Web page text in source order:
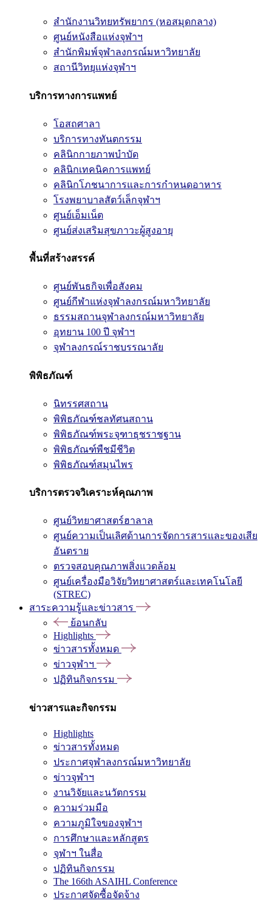
สำนักงานวิทยทรัพยากร (หอสมุดกลาง)
ศูนย์หนังสือแห่งจุฬาฯ
สำนักพิมพ์จุฬาลงกรณ์มหาวิทยาลัย
สถานีวิทยุแห่งจุฬาฯ
บริการทางการแพทย์
โอสถศาลา
บริการทางทันตกรรม
คลินิกกายภาพบำบัด
คลินิกเทคนิคการแพทย์
คลินิกโภชนาการและการกำหนดอาหาร
โรงพยาบาลสัตว์เล็กจุฬาฯ
ศูนย์เอ็มเน็ต
ศูนย์ส่งเสริมสุขภาวะผู้สูงอายุ
พื้นที่สร้างสรรค์
ศูนย์พันธกิจเพื่อสังคม
ศูนย์กีฬาแห่งจุฬาลงกรณ์มหาวิทยาลัย
ธรรมสถานจุฬาลงกรณ์มหาวิทยาลัย
อุทยาน 100 ปี จุฬาฯ
จุฬาลงกรณ์ราชบรรณาลัย
พิพิธภัณฑ์
นิทรรศสถาน
พิพิธภัณฑ์ชลทัศนสถาน
พิพิธภัณฑ์พระจุฑาธุชราชฐาน
พิพิธภัณฑ์พืชมีชีวิต
พิพิธภัณฑ์สมุนไพร
บริการตรวจวิเคราะห์คุณภาพ
ศูนย์วิทยาศาสตร์ฮาลาล
ศูนย์ความเป็นเลิศด้านการจัดการสารและของเสีย
อันตราย
ตรวจสอบคุณภาพสิ่งแวดล้อม
ศูนย์เครื่องมือวิจัยวิทยาศาสตร์และเทคโนโลยี
(STREC)
สาระความรู้และข่าวสาร
ย้อนกลับ
Highlights
ข่าวสารทั้งหมด
ข่าวจุฬาฯ
ปฏิทินกิจกรรม
ข่าวสารและกิจกรรม
Highlights
ข่าวสารทั้งหมด
ประกาศจุฬาลงกรณ์มหาวิทยาลัย
ข่าวจุฬาฯ
งานวิจัยและนวัตกรรม
ความร่วมมือ
ความภูมิใจของจุฬาฯ
การศึกษาและหลักสูตร
จุฬาฯ ในสื่อ
ปฏิทินกิจกรรม
The 166th ASAIHL Conference
ประกาศจัดซื้อจัดจ้าง